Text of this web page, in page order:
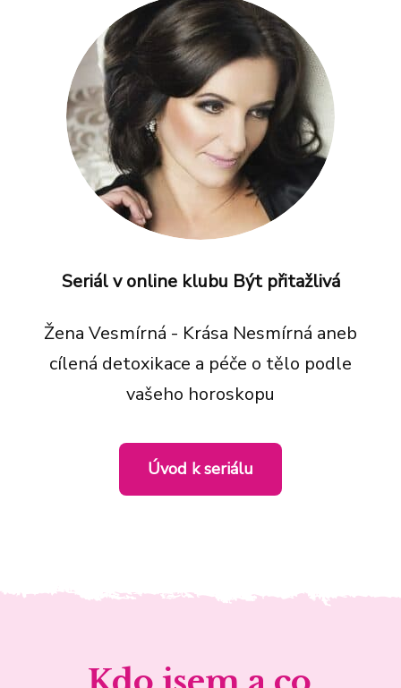
Seriál v online klubu Být přitažlivá
Žena Vesmírná - Krása Nesmírná aneb
cílená detoxikace a péče o tělo podle
vašeho horoskopu
Úvod k seriálu